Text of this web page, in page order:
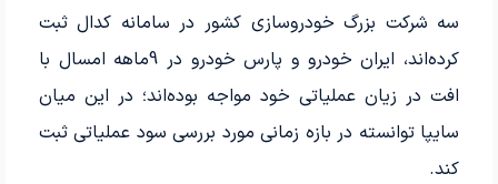
سه شرکت بزرگ خودروسازی کشور در سامانه کدال ثبت
کرده‌اند، ایران‌ خودرو و پارس‌ خودرو در 9ماهه امسال با
افت در زیان‌ عملیاتی خود مواجه بوده‌اند؛ در این میان
سایپا توانسته در بازه زمانی مورد بررسی سود عملیاتی ثبت
کند.